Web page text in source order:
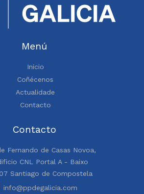
Menú
Inicio
Coñécenos
Actualidade
Contacto
Contacto
Fernando de Casas Novoa,
CNL Portal A - Baixo
Santiago de Compostela
info@ppdegalicia.com